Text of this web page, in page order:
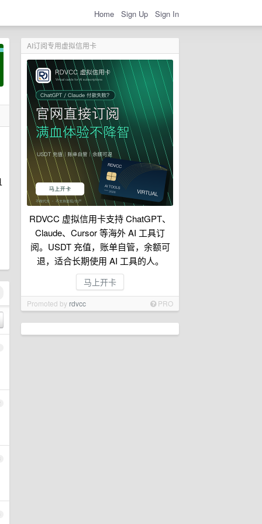
Home Sign Up Sign In
AI订阅专用虚拟信用卡
RDVCC 虚拟信用卡支持 ChatGPT、
Claude、Cursor 等海外 AI 工具订
阅。USDT 充值，账单自管，余额可
退，适合长期使用 AI 工具的人。
马上开卡
Promoted by rdvcc PRO